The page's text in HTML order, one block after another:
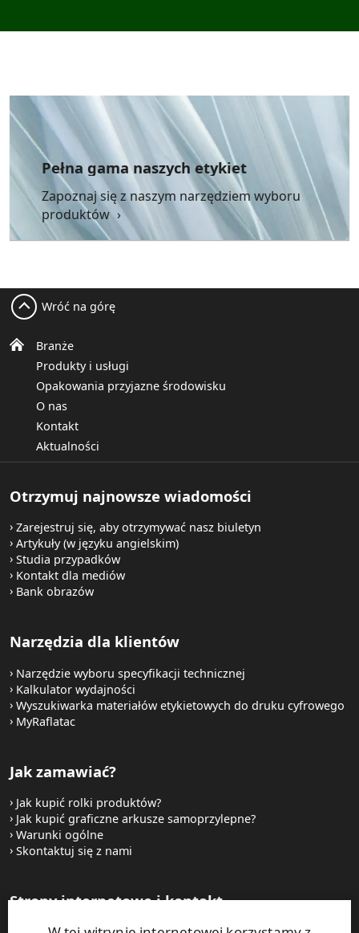
Pełna gama naszych etykiet
Zapoznaj się z naszym narzędziem wyboru
produktów
Branże
Produkty i usługi
Opakowania przyjazne środowisku
O nas
Kontakt
Aktualności
Wróć na górę
Otrzymuj najnowsze wiadomości
Zarejestruj się, aby otrzymywać nasz biuletyn
Artykuły (w języku angielskim)
Studia przypadków
Kontakt dla mediów
Bank obrazów
Narzędzia dla klientów
Narzędzie wyboru specyfikacji technicznej
Kalkulator wydajności
Wyszukiwarka materiałów etykietowych do druku cyfrowego
MyRaflatac
Jak zamawiać?
Jak kupić rolki produktów?
Jak kupić graficzne arkusze samoprzylepne?
Warunki ogólne
Skontaktuj się z nami
Strony internetowe i kontakt